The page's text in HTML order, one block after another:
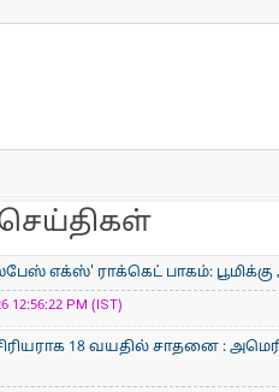
எக்ஸ்' ராக்கெட் பாகம்:
PM (IST)
18 வயதில் சாதனை :